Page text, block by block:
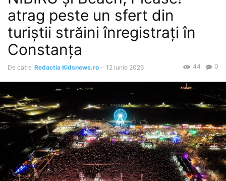
atrag peste un sfert din
turiștii străini înregistrați în
Constanța
De către Redactia Kidsnews.ro - 12 iunie 2026 0
44